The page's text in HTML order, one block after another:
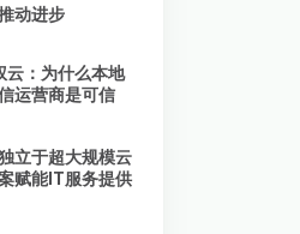
动进步
云：为什么本地
运营商是可信
立于超大规模云
赋能IT服务提供